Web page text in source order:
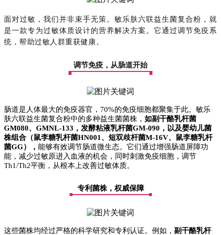
面对过敏，我们并非束手无策。敏乐肤六联益生菌复合粉，就
是一款专为过敏体质设计的营养解决方案。它通过调节免疫系
统，帮助过敏人群重获健康。
调节免疫，从肠道开始
肠道是人体最大的免疫器官， 70%的免疫细胞都聚集于此。敏乐
肤六联益生菌复合粉中的多种益生菌菌株， 如副干酪乳杆菌
GM080、GMNL-133，发酵粘液乳杆菌GM-090，以及婴幼儿菌
株组合（鼠李糖乳杆菌HN001、短双歧杆菌M-16V、鼠李糖乳杆
菌GG）， 能够有效调节肠道微生态。它们通过增强肠道屏障功
能，减少过敏原进入血液的机会，同时刺激免疫细胞，调节
Th1/Th2平衡，从根本上改善过敏体质。
专利菌株，权威保障
这些菌株均经过严格的科学研究和专利认证。例如， 副干酪乳杆